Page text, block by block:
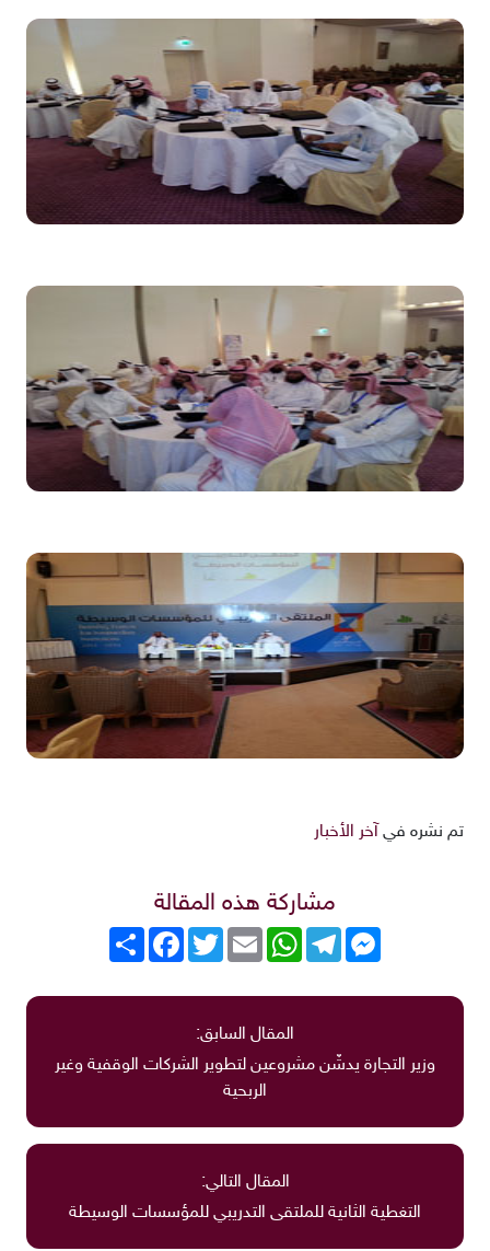
تم نشره في آخر الأخبار
مشاركة هذه المقالة
انشر
FacebookTwitterEmail
WhatsAppTelegram
Messenger
المقال السابق:
وزير التجارة يدشّن مشروعين لتطوير الشركات الوقفية وغير
الربحية
المقال التالي:
التغطية الثانية للملتقى التدريبي للمؤسسات الوسيطة